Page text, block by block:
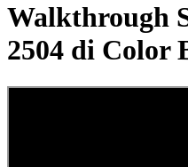
Walkthrough
2504 di Color